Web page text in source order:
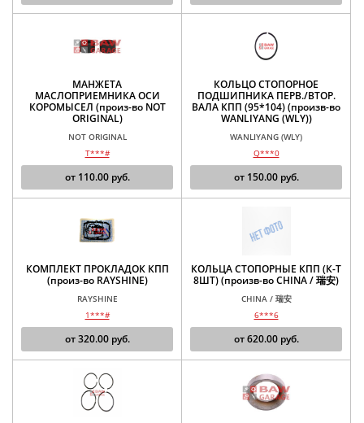
МАНЖЕТА
МАСЛОПРИЕМНИКА ОСИ
КОРОМЫСЕЛ (произ-во NOT
ORIGINAL)
NOT ORIGINAL
T***#
от 110.00руб.
КОЛЬЦО СТОПОРНОЕ
ПОДШИПНИКА ПЕРВ./ВТОР.
ВАЛА КПП (95*104) (произв-во
WANLIYANG (WLY))
WANLIYANG (WLY)
Q***0
от 150.00руб.
КОМПЛЕКТ ПРОКЛАДОК КПП
(произ-во RAYSHINE)
RAYSHINE
1***#
от320.00руб.
КОЛЬЦА СТОПОРНЫЕ КПП (К-Т
8ШТ) (произв-во CHINA / 瑞安)
CHINA / 瑞安
6***6
от620.00руб.